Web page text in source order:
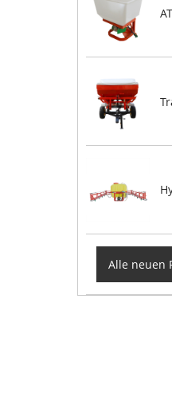
Alle neuen